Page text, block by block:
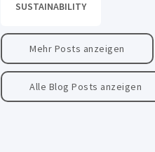
SUSTAINABILITY
Mehr Posts anzeigen
Alle Blog Posts anzeigen